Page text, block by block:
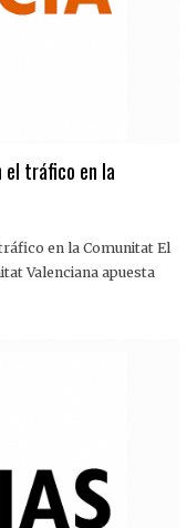
el tráfico en la
en la Comunitat El
Valenciana apuesta